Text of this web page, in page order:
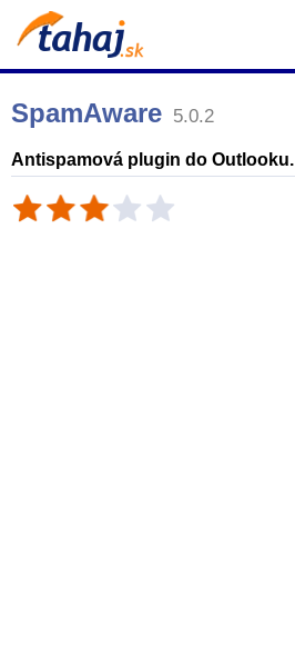
SpamAware 5.0.2
Antispamová plugin do Outlooku.